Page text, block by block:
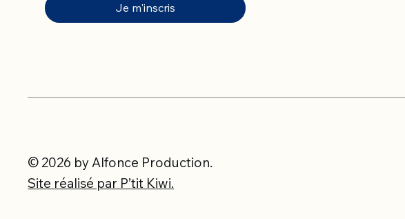
Je m'inscris
© 2026 by Alfonce Production.
Site réalisé par P’tit Kiwi.